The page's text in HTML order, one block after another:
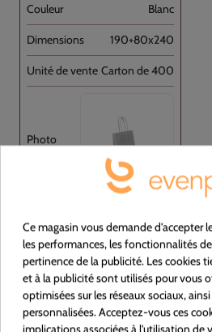
Blanc
190+80x240
Carton de 400
Voir le produit
378316
Ce magasin vous demande d'accepter
les performances, les fonctionnalités
pertinence de la publicité. Les cookies
et à la publicité sont utilisés pour vous
optimisées sur les réseaux sociaux,
personnalisées. Acceptez-vous ces
implications associées à l'utilisation de